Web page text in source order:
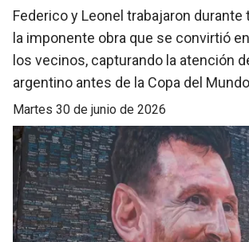
Federico y Leonel trabajaron
la imponente obra que se convirtió
los vecinos, capturando la atención
argentino antes de la Copa del
martes 30 de junio de 2026